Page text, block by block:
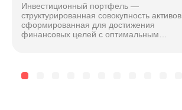
Инвестиционный портфель —
структурированная совокупность активов,
сформированная для достижения
финансовых целей с оптимальным